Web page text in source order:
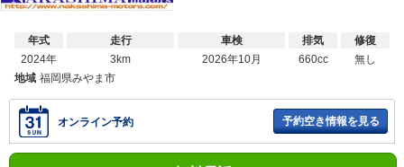
年式
2024年
走行
3km
車検
2026年10月
排気
660cc
修復
無し
地域 福岡県みやま市
オンライン予約 予約空き情報を見る